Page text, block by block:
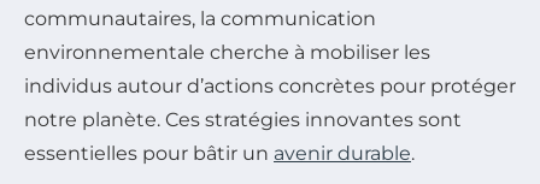
communautaires, la communication
environnementale cherche à mobiliser les
individus autour d’actions concrètes pour protéger
notre planète. Ces stratégies innovantes sont
essentielles pour bâtir un avenir durable.